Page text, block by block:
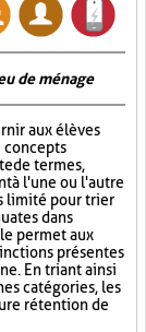
de ménage
aux élèves
concepts
de termes,
à l'une ou l'autre
limité pour trier
dans
permet aux
présentes
En triant ainsi
catégories, les
rétention de